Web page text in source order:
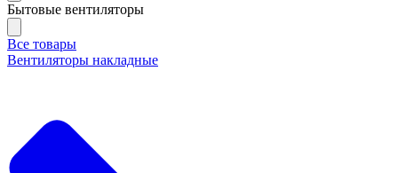
Бытовые вентиляторы
Все товары
Вентиляторы накладные